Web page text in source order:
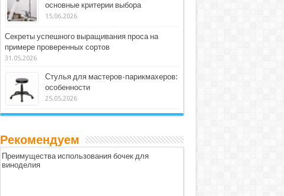
основные критерии выбора
15.06.2026
Секреты успешного выращивания проса на
примере проверенных сортов
31.05.2026
Стулья для мастеров-парикмахеров:
особенности
25.05.2026
Рекомендуем
Преимущества использования бочек для
виноделия